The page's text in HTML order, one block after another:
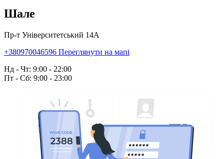
Шале
Пр-т Університетський 14А
+380970046596 Переглянути на мапі
Нд - Чт: 9:00 - 22:00
Пт - Сб: 9:00 - 23:00